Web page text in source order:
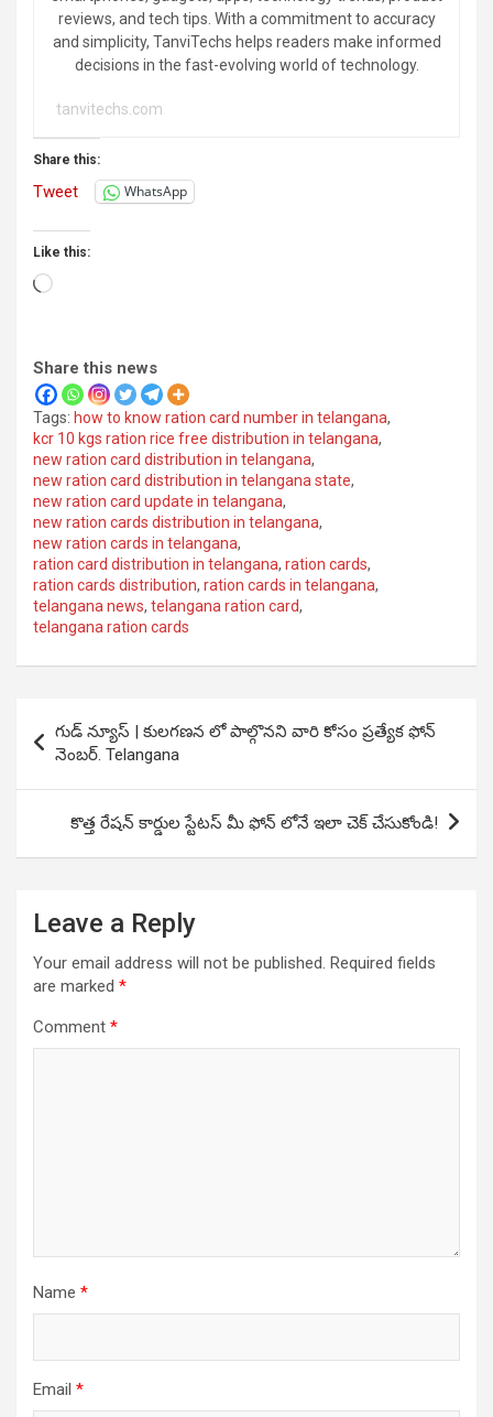
reviews, and tech tips. With a commitment to accuracy
and simplicity, TanviTechs helps readers make informed
decisions in the fast-evolving world of technology.
tanvitechs.com
Share this:
Tweet WhatsApp
Like this:
Loading…
Share this news
Tags: how to know ration card number in telangana,
kcr 10 kgs ration rice free distribution in telangana,
new ration card distribution in telangana,
new ration card distribution in telangana state,
new ration card update in telangana,
new ration cards distribution in telangana,
new ration cards in telangana,
ration card distribution in telangana, ration cards,
ration cards distribution, ration cards in telangana,
telangana news, telangana ration card,
telangana ration cards
navigation
గుడ్ న్యూస్ | కులగణన లో పాల్గొనని వారి కోసం ప్రత్యేక ఫోన్
నెంబర్. Telangana
కొత్త రేషన్ కార్డుల స్టేటస్ మీ ఫోన్ లోనే ఇలా చెక్ చేసుకోండి!
Leave a Reply
Your email address will not be published. Required fields
are marked *
Comment *
Name *
Email *